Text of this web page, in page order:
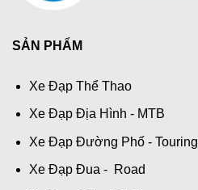
SẢN PHẨM
Xe Đạp Thể Thao
Xe Đạp Địa Hình - MTB
Xe Đạp Đường Phố - Touring
Xe Đạp Đua - Road